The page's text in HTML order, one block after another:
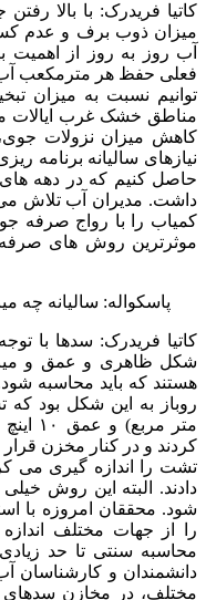
کاتیا فریدرک: با بالا
میزان ذوب برف و عدم
آب روز به روز از اهمیت
فعلی حفظ هر مترمکعب
توانیم نسبت به میزان
مناطق خشک غرب ایالات
کاهش میزان نزولات
نیازهای سالیانه برنامه
حاصل کنیم که در دهه
داشت. مدیران آب تلاش می
کمیاب را با رواج صرفه
موثرترین روش های
پاسکواله: سالیانه
کاتیا فریدرک: سدها با
شکل ظاهری و عمق و
هستند که باید محاسبه
تشت را اندازه گیری می
دادند. البته این روش
شود. محققان امروزه با
را از جهات مختلف
محاسبه سنتی تا حد
دانشمندان و کارشناسان
مختلف، در مخازن سدهای